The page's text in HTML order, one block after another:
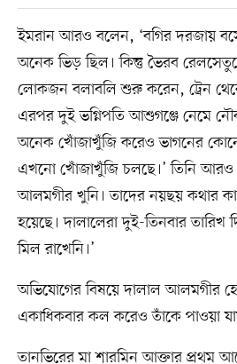
ইমরান আরও বলেন, ‘বগির দরজায়
অনেক ভিড় ছিল। কিন্তু ভৈরব
লোকজন বলাবলি শুরু করেন, ট্রেন
এরপর দুই ভগ্নিপতি আশুগঞ্জে নেমে
অনেক খোঁজাখুঁজি করেও ভাগনের কোনো
এখনো খোঁজাখুঁজি চলছে।’ তিনি আরও
আলমগীর খুনি। তাদের নয়ছয় কথার
হয়েছে। দালালেরা দুই-তিনবার তারিখ
মিল রাখেনি।’
অভিযোগের বিষয়ে দালাল আলমগীর
একাধিকবার কল করেও তাঁকে পাওয়া
তানভিরের মা শারমিন আক্তার প্রথম